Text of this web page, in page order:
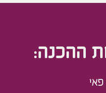
ההכנה: